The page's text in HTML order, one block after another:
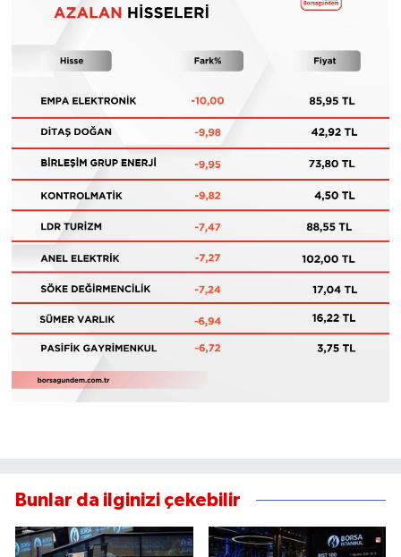
Bunlar da ilginizi çekebilir